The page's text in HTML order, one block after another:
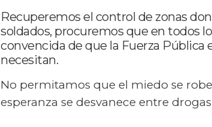
Recuperemos el control de zonas
soldados, procuremos que en todos
convencida de que la Fuerza Pública
necesitan.
No permitamos que el miedo se
esperanza se desvanece entre